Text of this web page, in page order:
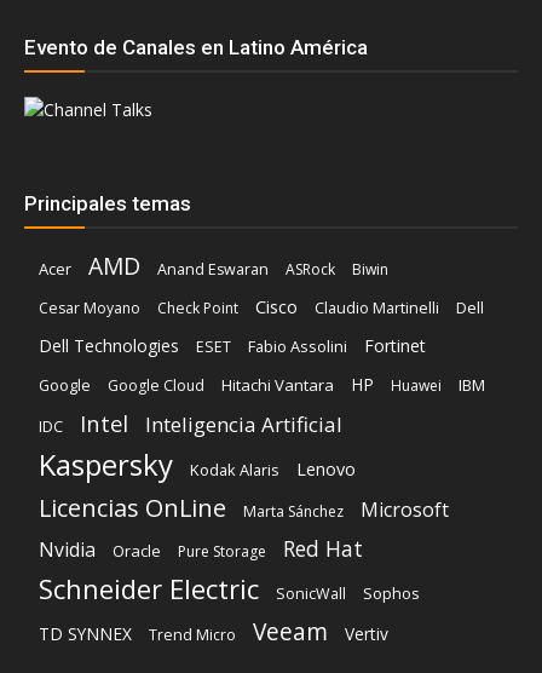
Evento de Canales en Latino América
Principales temas
Acer AMD Anand Eswaran ASRock
Biwin
Cesar Moyano
Check Point Cisco Claudio Martinelli Dell
Dell Technologies ESET Fabio Assolini Fortinet
Google Google Cloud Hitachi Vantara HP Huawei IBM
IDC Intel Inteligencia Artificial
Kaspersky Kodak Alaris Lenovo
Licencias OnLine Marta Sánchez
Microsoft
Nvidia
Oracle Pure Storage Red Hat
Schneider Electric SonicWall Sophos
TD SYNNEX Trend Micro Veeam Vertiv